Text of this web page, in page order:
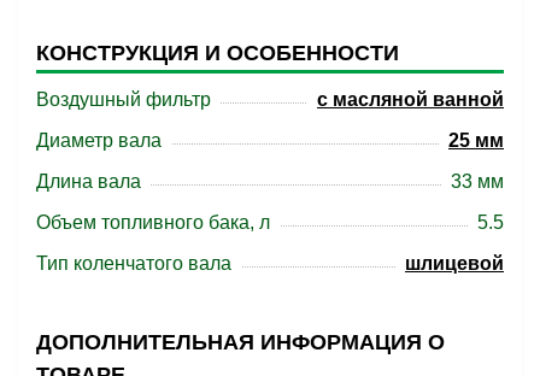
КОНСТРУКЦИЯ И ОСОБЕННОСТИ
Воздушный фильтр
с масляной ванной
Диаметр вала
25 мм
Длина вала
33 мм
Объем топливного бака, л
5.5
Тип коленчатого вала
шлицевой
ДОПОЛНИТЕЛЬНАЯ ИНФОРМАЦИЯ О